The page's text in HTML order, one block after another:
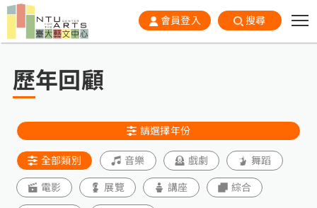
會員登入 搜尋
歷年回顧
請選擇年份
全部類別 音樂 戲劇 舞蹈
電影 展覽 講座 綜合